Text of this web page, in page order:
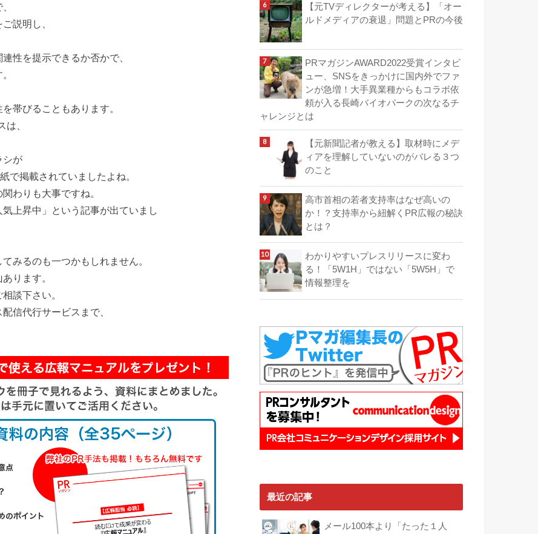
説明し、
性を提示できるか否かで、
帯びることもあります。
、
シが
で掲載されていましたよね。
わりも大事ですね。
上昇中」という記事が出ていまし
みるのも一つかもしれません。
ります。
談下さい。
信代行サービスまで、
【元TVディレクターが考える】「オー
ルドメディアの衰退」問題とPRの今後
PRマガジンAWARD2022受賞インタビ
ュー、SNSをきっかけに国内外でファ
ンが急増！大手異業種からもコラボ依
頼が入る長崎バイオパークの次なるチ
ャレンジとは
【元新聞記者が教える】取材時にメデ
ィアを理解していないのがバレる３つ
のこと
高市首相の若者支持率はなぜ高いの
か！？支持率から紐解くPR広報の秘訣
とは？
わかりやすいプレスリリースに変わ
る！「5W1H」ではない「5W5H」で
情報整理を
最近の記事
メール100本より「たった１人